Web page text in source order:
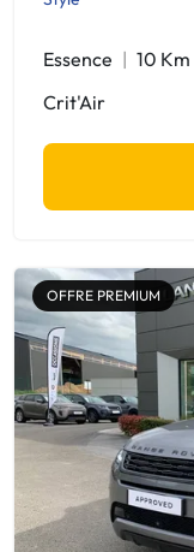
Essence 10 Km
Crit'Air
OFFRE PREMIUM